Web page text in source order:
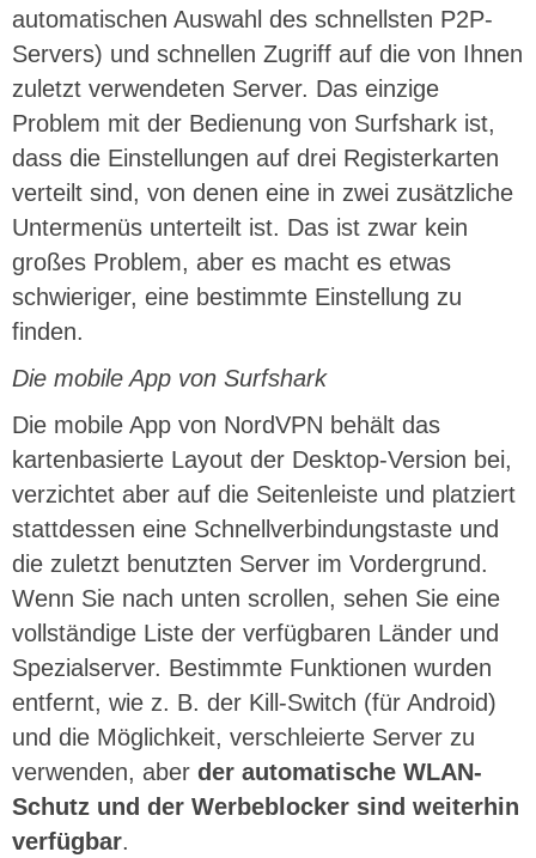
automatischen Auswahl des schnellsten P2P-
Servers) und schnellen Zugriff auf die von Ihnen
zuletzt verwendeten Server. Das einzige
Problem mit der Bedienung von Surfshark ist,
dass die Einstellungen auf drei Registerkarten
verteilt sind, von denen eine in zwei zusätzliche
Untermenüs unterteilt ist. Das ist zwar kein
großes Problem, aber es macht es etwas
schwieriger, eine bestimmte Einstellung zu
finden.
Die mobile App von Surfshark
Die mobile App von NordVPN behält das
kartenbasierte Layout der Desktop-Version bei,
verzichtet aber auf die Seitenleiste und platziert
stattdessen eine Schnellverbindungstaste und
die zuletzt benutzten Server im Vordergrund.
Wenn Sie nach unten scrollen, sehen Sie eine
vollständige Liste der verfügbaren Länder und
Spezialserver. Bestimmte Funktionen wurden
entfernt, wie z. B. der Kill-Switch (für Android)
und die Möglichkeit, verschleierte Server zu
verwenden, aber der automatische WLAN-
Schutz und der Werbeblocker sind weiterhin
verfügbar.